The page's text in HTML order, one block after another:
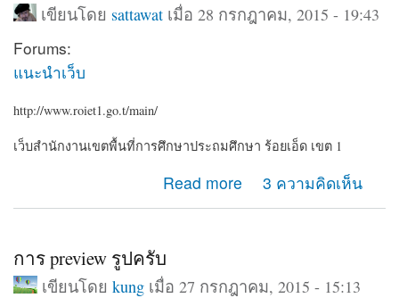
เขียนโดย sattawat เมื่อ 28 กรกฎาคม, 2015 - 19:43
Forums:
แนะนำเว็บ
http://www.roiet1.go.t/main/
เว็บสำนักงานเขตพื้นที่การศึกษาประถมศึกษา ร้อยเอ็ด เขต 1
Read more 3 ความคิดเห็น
การ preview รูปครับ
เขียนโดย kungเมื่อ 27 กรกฎาคม, 2015 - 15:13